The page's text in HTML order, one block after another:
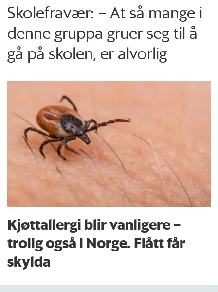
Skolefravær: – At så mange i
denne gruppa gruer seg til å
gå på skolen, er alvorlig
Kjøttallergi blir vanligere –
trolig også i Norge. Flått får
skylda